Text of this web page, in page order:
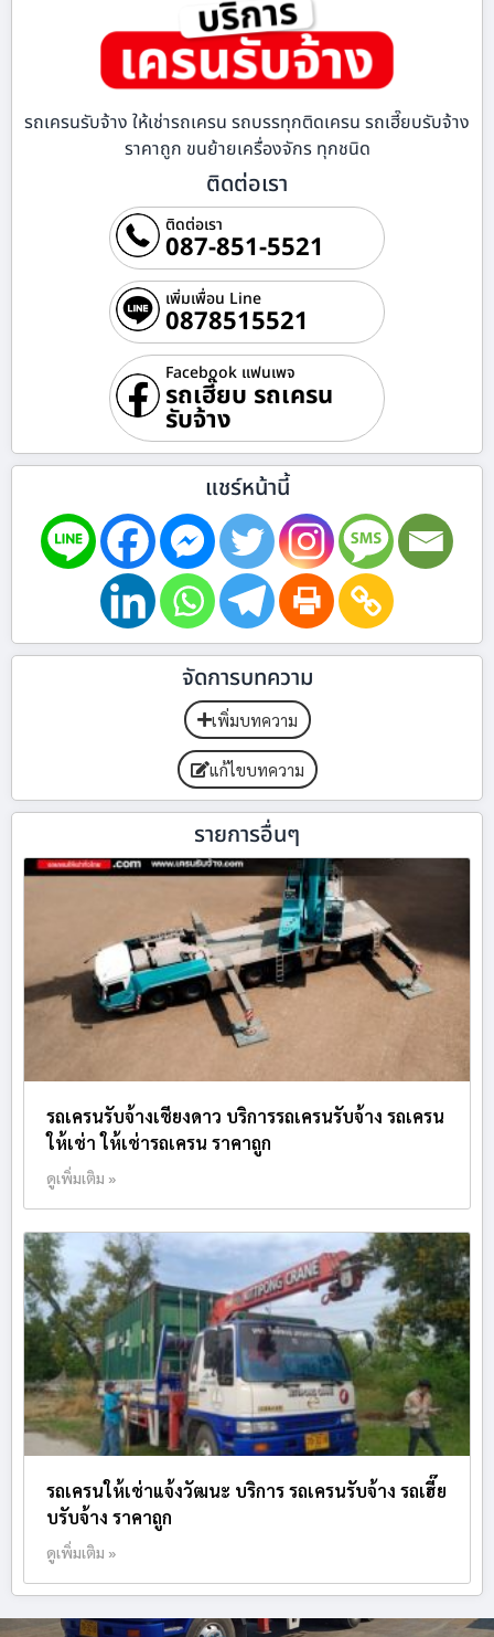
รถเครนรับจ้าง ให้เช่ารถเครน รถบรรทุกติดเครน รถเฮี๊ยบรับจ้าง
ราคาถูก ขนย้ายเครื่องจักร ทุกชนิด
ติดต่อเรา
ติดต่อเรา
087-851-5521
เพิ่มเพื่อน Line
0878515521
Facebook แฟนเพจ
รถเฮี๊ยบ รถเครน
รับจ้าง
แชร์หน้านี้
จัดการบทความ
เพิ่มบทความ
แก้ไขบทความ
รายการอื่นๆ
รถเครนรับจ้างเชียงดาว บริการรถเครนรับจ้าง รถเครน
ให้เช่า ให้เช่ารถเครน ราคาถูก
ดูเพิ่มเติม »
รถเครนให้เช่าแจ้งวัฒนะ บริการ รถเครนรับจ้าง รถเฮี๊ย
บรับจ้าง ราคาถูก
ดูเพิ่มเติม »